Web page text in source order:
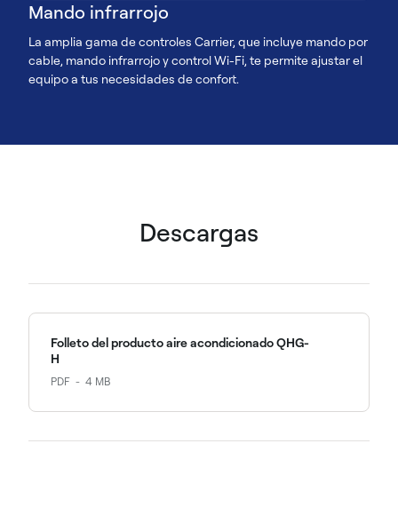
Mando infrarrojo
La amplia gama de controles Carrier, que incluye mando por
cable, mando infrarrojo y control Wi-Fi, te permite ajustar el
equipo a tus necesidades de confort.
Descargas
Folleto del producto aire acondicionado QHG-
H
PDF 4 MB